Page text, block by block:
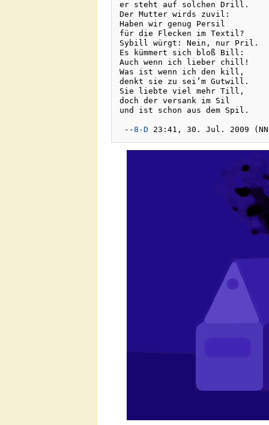
er steht auf solchen Drill.
Der Mutter wirds zuvil:
Haben wir genug Persil
für die Flecken im Textil?
Sybill würgt: Nein, nur Pril.
Es kümmert sich bloß Bill:
Auch wenn ich lieber chill!
Was ist wenn ich den kill,
denkt sie zu sei’m Gutwill.
Sie liebte viel mehr Till,
doch der versank im Sil
und ist schon aus dem Spil.
--8-D